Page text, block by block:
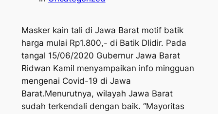
Masker kain tali di Jawa Barat motif batik
harga mulai Rp1.800,- di Batik Dlidir. Pada
tangal 15/06/2020 Gubernur Jawa Barat
Ridwan Kamil menyampaikan info mingguan
mengenai Covid-19 di Jawa
Barat.Menurutnya, wilayah Jawa Barat
sudah terkendali dengan baik. “Mayoritas